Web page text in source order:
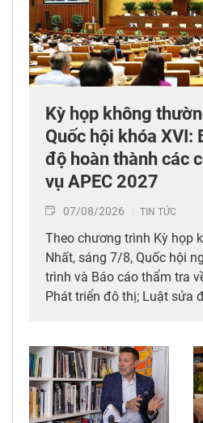
Kỳ họp không
Quốc hội khóa XVI:
độ hoàn thành các
vụ APEC 2027
07/08/2026 TIN TỨC
Theo chương trình Kỳ họp
Nhất, sáng 7/8, Quốc hội
trình và Báo cáo thẩm tra
Phát triển đô thị; Luật sửa
nghiệp và môi trường;
một số điều của Luật Tần
Luật Viễn thông, Luật
Chuyển giao công nghệ.